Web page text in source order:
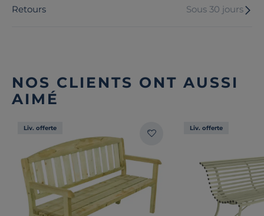
Retours Sous 30 jours
NOS CLIENTS ONT AUSSI
AIMÉ
Liv. offerte Liv. offerte